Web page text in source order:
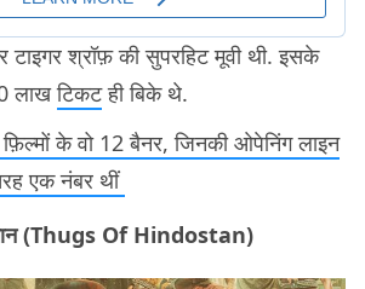
श्रॉफ़ की सुपरहिट मूवी थी. इसके
लाखटिकटही बिके थे.
फ़िल्मों के वो 12 बैनर, जिनकी ओपेनिंग लाइन
एक नंबर थीं
(Thugs Of Hindostan)